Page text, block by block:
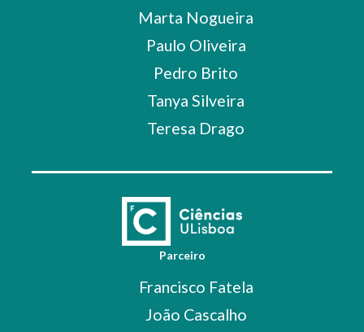
Marta Nogueira
Paulo Oliveira
Pedro Brito
Tanya Silveira
Teresa Drago
Parceiro
Francisco Fatela
João Cascalho